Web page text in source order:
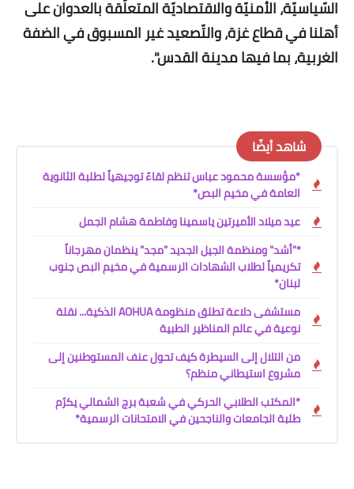
السّياسيّة، الأمنيّة والاقتصاديّة المتعلّقة بالعدوان على
أهلنا في قطاع ​غزة​، والتّصعيد غير المسبوق في ​الضفة
الغربية​، بما فيها مدينة ​القدس​".
شاهد أيضًا
*مؤسسة محمود عباس تنظم لقاءً توجيهياً لطلبة الثانوية
العامة في مخيم البص*
عيد ميلاد الأميرتين ياسمينا وفاطمة هشام الجمل
*"أشد" ومنظمة الجيل الجديد "مجد" ينظمان مهرجاناً
تكريمياً لطلاب الشهادات الرسمية في مخيم البص جنوب
لبنان*
مستشفى دلاعة تطلق منظومة AOHUA الذكية... نقلة
نوعية في عالم المناظير الطبية
من التلال إلى السيطرة كيف تحول عنف المستوطنين إلى
مشروع استيطاني منظم؟
*المكتب الطلابي الحركي في شعبة برج الشمالي يكرّم
طلبة الجامعات والناجحين في الامتحانات الرسمية*